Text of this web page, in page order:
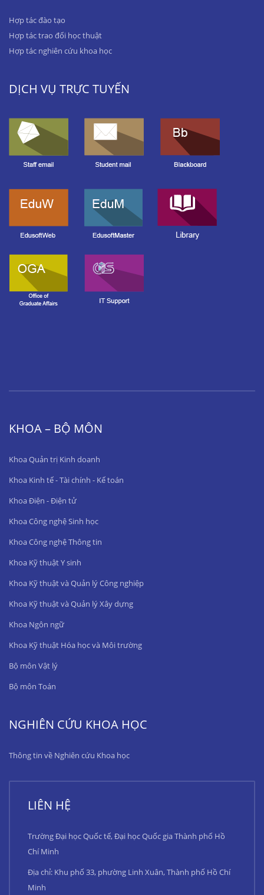
Hợp tác đào tạo
Hợp tác trao đổi học thuật
Hợp tác nghiên cứu khoa học
DỊCH VỤ TRỰC TUYẾN
KHOA – BỘ MÔN
Khoa Quản trị Kinh doanh
Khoa Kinh tế - Tài chính - Kế toán
Khoa Điện - Điện tử
Khoa Công nghệ Sinh học
Khoa Công nghệ Thông tin
Khoa Kỹ thuật Y sinh
Khoa Kỹ thuật và Quản lý Công nghiệp
Khoa Kỹ thuật và Quản lý Xây dựng
Khoa Ngôn ngữ
Khoa Kỹ thuật Hóa học và Môi trường
Bộ môn Vật lý
Bộ môn Toán
NGHIÊN CỨU KHOA HỌC
Thông tin về Nghiên cứu Khoa học
LIÊN HỆ
Trường Đại học Quốc tế, Đại học Quốc gia Thành phố Hồ
Chí Minh
Địa chỉ: Khu phố 33, phường Linh Xuân, Thành phố Hồ Chí
Minh